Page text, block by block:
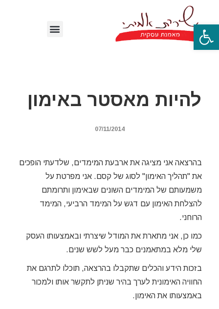
פתח סרגל נגישות
להיות מאסטר באימון
07/11/2014
בהרצאה אני מציגה את ארבעת המימדים, שלדעתי הופכים
את "תהליך האימון" לסוג של קסם. אני מפרטת על
משמעותם של המימדים השונים שבאימון ותרומתם
להצלחת האימון עם דגש על המימד הרביעי, המימד
הרוחני.
כמו כן, אני מתארת את המודל שיצרתי ובאמצעותו העסק
שלי מלא במתאמנים כבר מעל לשש שנים.
בזכות הידע והכלים שתקבלו בהרצאה, תוכלו לתרגם את
החוויה האימונית לערך בהיר שניתן לתקשר אותו ולמכור
באמצעותו את האימון.